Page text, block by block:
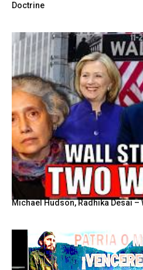
Doctrine
Michael Hudson, Radhika Desai –